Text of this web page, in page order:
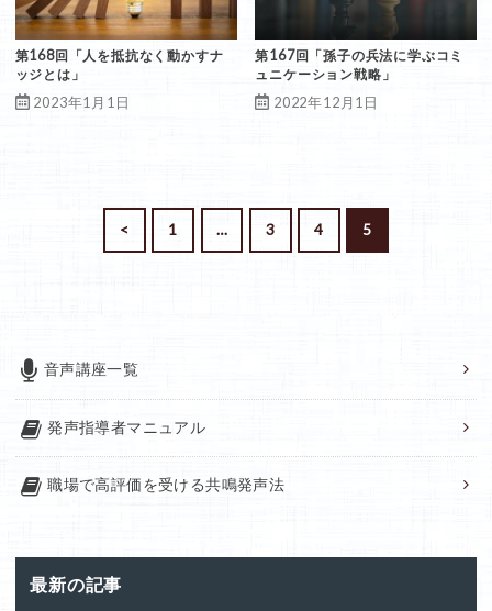
第168回「人を抵抗なく動かすナ
ッジとは」
2023年1月1日
第167回「孫子の兵法に学ぶコミ
ュニケーション戦略」
2022年12月1日
< 1 … 3 4 5
音声講座一覧
発声指導者マニュアル
職場で高評価を受ける共鳴発声法
最新の記事